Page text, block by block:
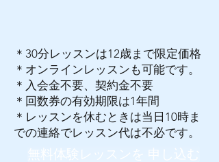
​＊30分レッスンは12歳まで限定価格
​＊オンラインレッスンも可能です。
＊入会金不要、契約金不要
＊ 回数券の有効期限は1年間
＊ レッスンを休むときは当日10時ま
での連絡でレッスン代は不必です。
無料体験レッスンを 申し込む